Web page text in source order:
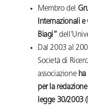
Membro del
Internazionali
Biagi”
Dal 2003 al
Società di
associazioneha
per la
legge 30/2003